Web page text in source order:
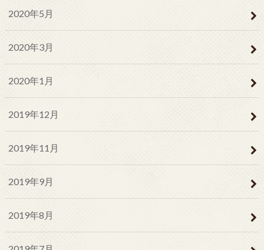
2020年5月
2020年3月
2020年1月
2019年12月
2019年11月
2019年9月
2019年8月